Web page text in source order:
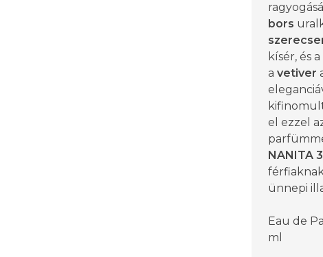
bors
kísér, és a
a vetiver
el ezzel
NANITA
ünnepi
Eau de
ml